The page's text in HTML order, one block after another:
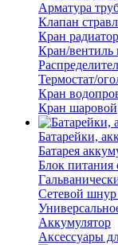
Арматура
Клапан
Кран
Кран/
Термостат/
Кран
Кран шаровой
Батарейки,
Батарея
Блок питания
Сетевой
Аккумулятор
Аксессуары